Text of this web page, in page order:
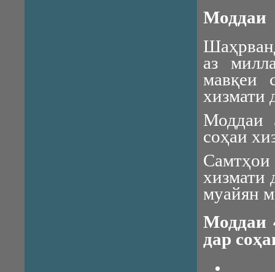
Моддаи
аз
мавқеи
хизмати
Моддаи
соҳаи
хизмати
муайян
Моддаи
дар